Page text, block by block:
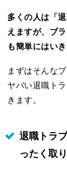
多くの人は「
えますが、ブ
も簡単にはいき
まずはそんな
ヤバい退職ト
きます。
退職トラ
ったく取